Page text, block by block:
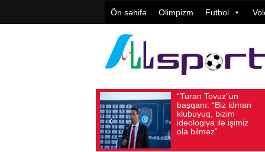
Ön səhifə Olimpizm Futbol
“Turan Tovuz”un
başqanı: “Biz idman
klubuyuq, bizim
ideologiya ilə işimiz
ola bilməz”
Baxış sayı: 196